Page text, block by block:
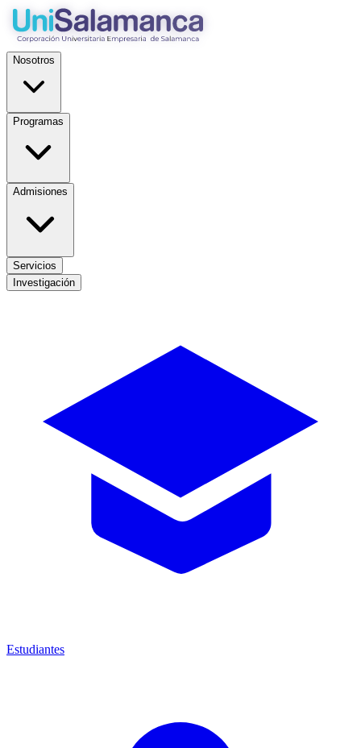
Nosotros
Programas
Admisiones
Servicios
Investigación
Estudiantes